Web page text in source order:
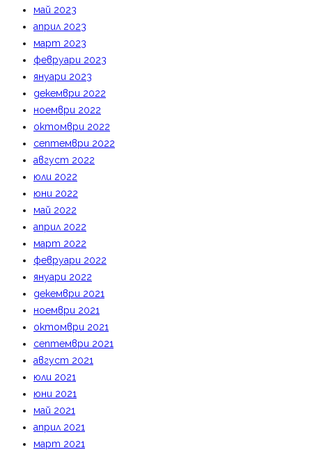
май 2023
април 2023
март 2023
февруари 2023
януари 2023
декември 2022
ноември 2022
октомври 2022
септември 2022
август 2022
юли 2022
юни 2022
май 2022
април 2022
март 2022
февруари 2022
януари 2022
декември 2021
ноември 2021
октомври 2021
септември 2021
август 2021
юли 2021
юни 2021
май 2021
април 2021
март 2021